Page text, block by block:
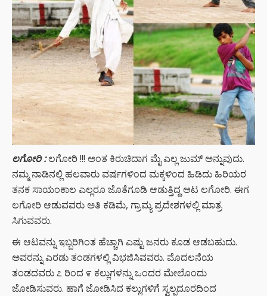
ಲಗೋರಿ :ಲಗೋರಿ !!! ಅಂತ ಕಿರುಚಿದಾಗ ಮೈ ಎಲ್ಲ ಜುಮ್ ಅನ್ನುವುದು.
ನಮ್ಮ ನಾಡಿನಲ್ಲಿ ಹಲವಾರು ವರ್ಷಗಳಿಂದ ಮಕ್ಕಳಿಂದ ಹಿಡಿದು ಹಿರಿಯರ
ತನಕ ಸಾಯಂಕಾಲ ಎಲ್ಲರೂ ಜೊತೆಗೂಡಿ ಆಡುತ್ತಿದ್ದ ಆಟ ಲಗೋರಿ. ಈಗ
ಲಗೋರಿ ಆಡುವವರು ಅತಿ ಕಡಿಮೆ, ಗ್ರಾಮ್ಯ ಪ್ರದೇಶಗಳಲ್ಲಿ ಮಾತ್ರ
ಸಿಗುವವರು.
ಈ ಆಟವನ್ನು ಇಬ್ಬರಿಗಿಂತ ಹೆಚ್ಚಾಗಿ ಎಷ್ಟು ಜನರು ಕೂಡ ಆಡಬಹುದು.
ಅವರನ್ನು ಎರಡು ತಂಡಗಳಲ್ಲಿ ವಿಭಜಿಸಿವವರು. ಮೊದಲನೆಯ
ತಂಡದವರು ೭ ರಿಂದ ೯ ಕಲ್ಲುಗಳನ್ನು ಒಂದರ ಮೇಲೊಂದು
ಜೋಡಿಸುವರು. ಹಾಗೆ ಜೋಡಿಸಿದ ಕಲ್ಲುಗಳಿಗೆ ಸ್ವಲ್ಪದೂರದಿಂದ